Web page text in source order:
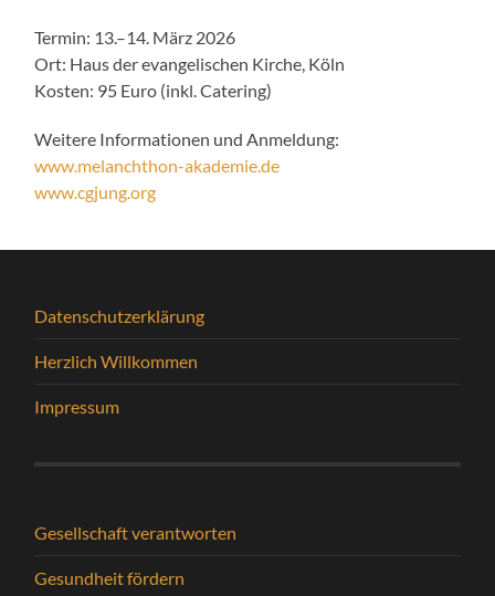
Termin: 13.–14. März 2026
Ort: Haus der evangelischen Kirche, Köln
Kosten: 95 Euro (inkl. Catering)
Weitere Informationen und Anmeldung:
www.melanchthon-akademie.de
www.cgjung.org
Datenschutzerklärung
Herzlich Willkommen
Impressum
Gesellschaft verantworten
Gesundheit fördern